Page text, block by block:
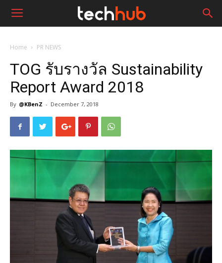
Home PR NEWS
TOG รับรางวัล Sustainability
Report Award 2018
By @KBenZ - December 7, 2018